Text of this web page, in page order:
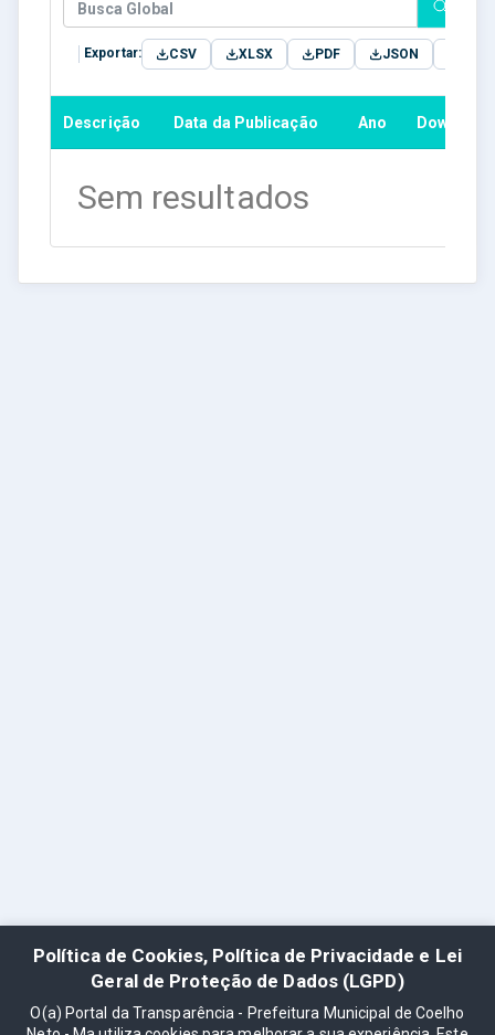
Exportar: CSV XLSX PDF JSON
Descrição Data da Publicação Ano Download
Sem resultados
Política de Cookies, Política de Privacidade e Lei
Geral de Proteção de Dados (LGPD)
O(a) Portal da Transparência - Prefeitura Municipal de Coelho